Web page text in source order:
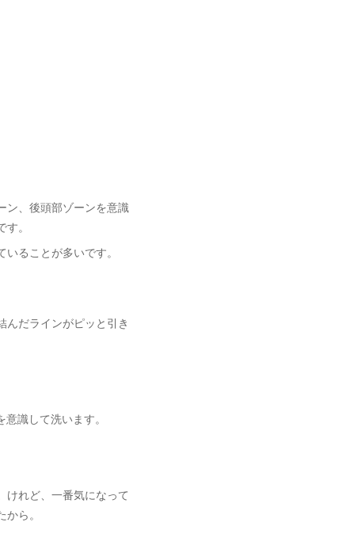
ン、後頭部ゾーンを意識
。
ることが多いです。
だラインがピッと引き
識して洗います。
けれど、一番気になって
ら。